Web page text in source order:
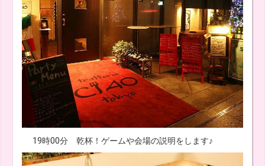
19時00分 乾杯！ゲームや会場の説明をします♪